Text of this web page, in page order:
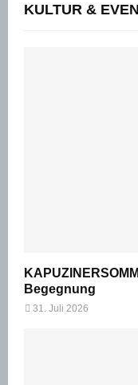
KULTUR &
Begegnung
31. Juli 2026